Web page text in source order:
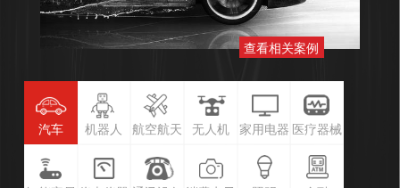
查看相关案例
汽车 机器人 航空航天 无人机 家用电器 医疗器械